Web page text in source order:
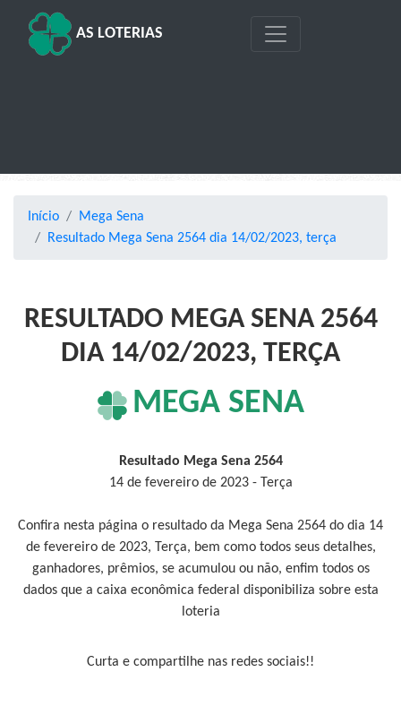
AS LOTERIAS
Início
Mega Sena
Resultado Mega Sena 2564 dia 14/02/2023, terça
RESULTADO MEGA SENA 2564
DIA 14/02/2023, TERÇA
MEGA SENA
Resultado Mega Sena 2564
14 de fevereiro de 2023 - Terça
Confira nesta página o resultado da Mega Sena 2564 do dia 14
de fevereiro de 2023, Terça, bem como todos seus detalhes,
ganhadores, prêmios, se acumulou ou não, enfim todos os
dados que a caixa econômica federal disponibiliza sobre esta
loteria
Curta e compartilhe nas redes sociais!!